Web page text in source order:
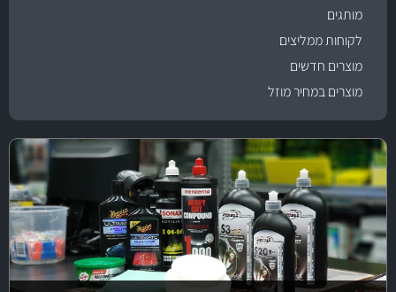
מותגים
לקוחות ממליצים
מוצרים חדשים
מוצרים במחיר מוזל